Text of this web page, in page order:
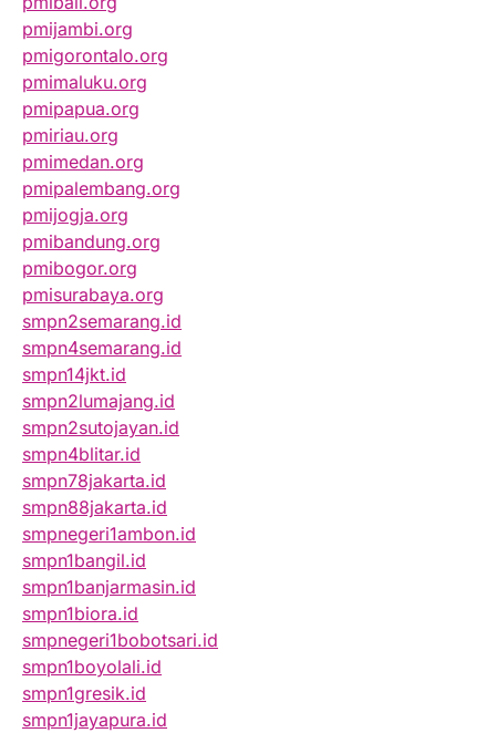
pmijambi.org
pmigorontalo.org
pmimaluku.org
pmipapua.org
pmiriau.org
pmimedan.org
pmipalembang.org
pmijogja.org
pmibandung.org
pmibogor.org
pmisurabaya.org
smpn2semarang.id
smpn4semarang.id
smpn14jkt.id
smpn2lumajang.id
smpn2sutojayan.id
smpn4blitar.id
smpn78jakarta.id
smpn88jakarta.id
smpnegeri1ambon.id
smpn1bangil.id
smpn1banjarmasin.id
smpn1biora.id
smpnegeri1bobotsari.id
smpn1boyolali.id
smpn1gresik.id
smpn1jayapura.id